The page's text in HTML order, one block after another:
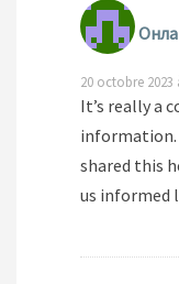
20 octobre 2023
It’s really a
information.
shared this
us informed